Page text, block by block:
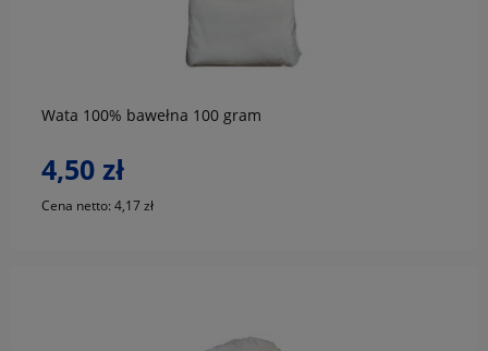
Wata 100% bawełna 100 gram
4,50 zł
Cena netto: 4,17 zł